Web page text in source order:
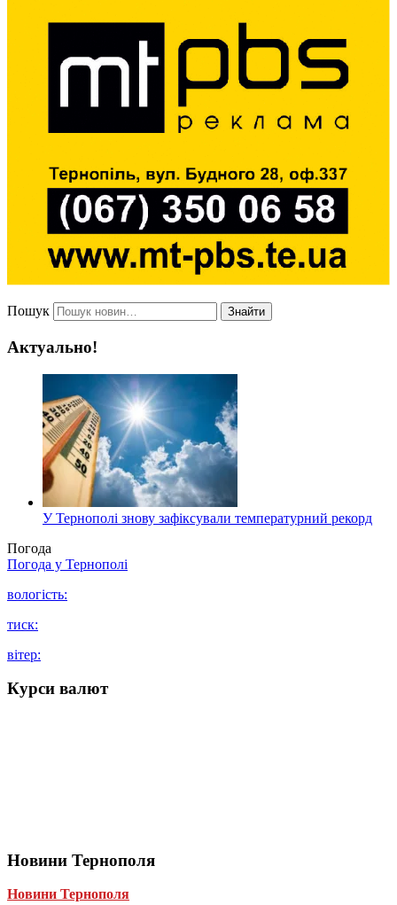
Пошук Знайти
Актуально!
У Тернополі знову зафіксували температурний рекорд
Погода
Погода у Тернополі
вологість:
тиск:
вітер:
Курси валют
Новини Тернополя
Новини Тернополя